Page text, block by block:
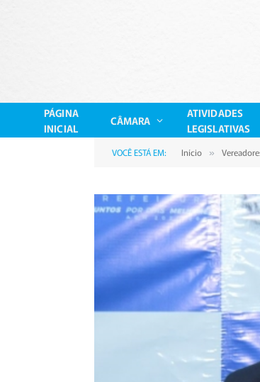
PÁGINA
INICIAL
CÂMARA
ATIVIDADES
LEGISLATIVAS
VOCÊ ESTÁ EM: Início »